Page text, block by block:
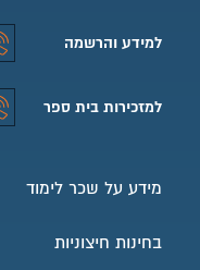
למידע והרשמה
למידע והרשמה טלפון
למידע והרשמה אימייל
למזכירות בית ספר
מידע על שכר לימוד
בחינות חיצוניות